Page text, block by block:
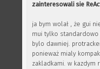
zainteresowali sie
ja bym wolał , że gui
mui tylko
bylo dawniej.
ponieważ mialy
zakladkami. w kazdym